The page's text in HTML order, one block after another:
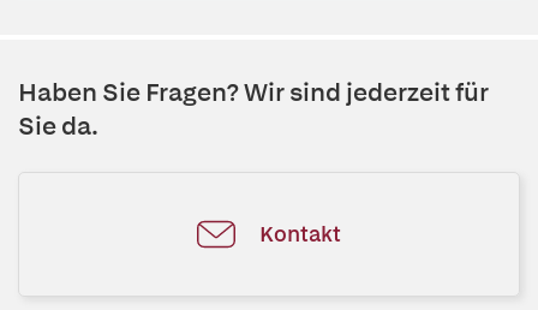
Haben Sie Fragen? Wir sind jederzeit für
Sie da.
Kontakt